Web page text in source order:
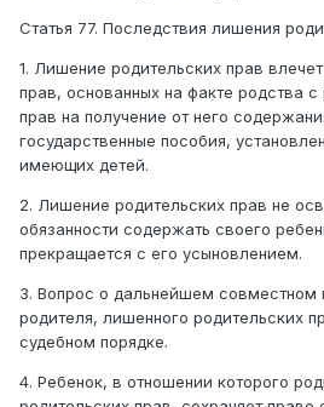
Статья 77. Последствия лишения
1. Лишение родительских прав
прав, основанных на факте родства
прав на получение от него
государственные пособия,
имеющих детей.
2. Лишение родительских прав не
обязанности содержать своего
прекращается с его усыновлением.
3. Вопрос о дальнейшем совместном
родителя, лишенного родительских
судебном порядке.
4. Ребенок, в отношении которого